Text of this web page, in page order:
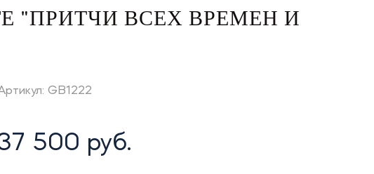
"ПРИТЧИ ВСЕХ ВРЕМЕН И
GB1222
500 руб.